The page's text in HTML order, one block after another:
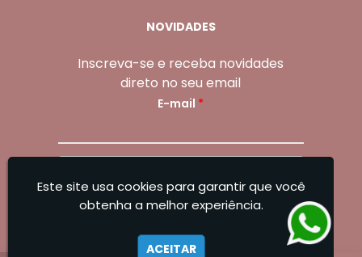
NOVIDADES
Inscreva-se e receba novidades
direto no seu email
E-mail *
Sangoleti Odontologia - Estética Dental e
Este site usa cookies para garantir que você
obtenha a melhor experiência.
ACEITAR